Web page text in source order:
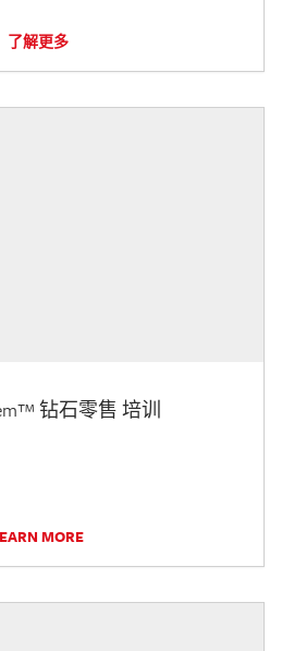
了解更多
钻石零售 培训
MORE